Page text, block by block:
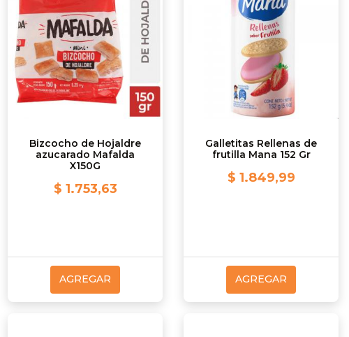
Bizcocho de Hojaldre
azucarado Mafalda
X150G
$ 1.753,63
AGREGAR
Galletitas Rellenas de
frutilla Mana 152 Gr
$ 1.849,99
AGREGAR